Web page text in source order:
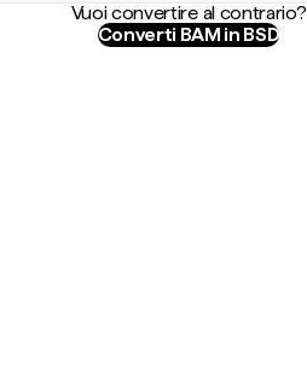
Vuoi convertire al contrario?
Converti BAM in BSD